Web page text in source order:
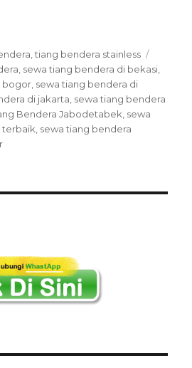
,tiang bendera stainless
sewa tiang bendera di bekasi
bogor sewa tiang bendera di
di jakarta sewa tiang bendera
Bendera Jabodetabek sewa
terbaik sewa tiang bendera
pada